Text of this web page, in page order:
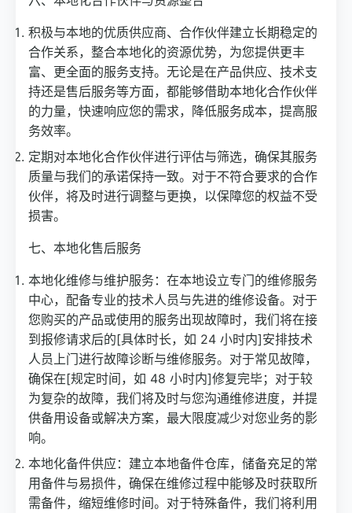
积极与本地的优质供应商、合作伙伴建立长期稳定的
合作关系，整合本地化的资源优势，为您提供更丰
富、更全面的服务支持。无论是在产品供应、技术支
持还是售后服务等方面，都能够借助本地化合作伙伴
的力量，快速响应您的需求，降低服务成本，提高服
务效率。
定期对本地化合作伙伴进行评估与筛选，确保其服务
质量与我们的承诺保持一致。对于不符合要求的合作
伙伴，将及时进行调整与更换，以保障您的权益不受
损害。
七、本地化售后服务
本地化维修与维护服务：在本地设立专门的维修服务
中心，配备专业的技术人员与先进的维修设备。对于
您购买的产品或使用的服务出现故障时，我们将在接
到报修请求后的[具体时长，如 24 小时内]安排技术
人员上门进行故障诊断与维修服务。对于常见故障，
确保在[规定时间，如 48 小时内]修复完毕；对于较
为复杂的故障，我们将及时与您沟通维修进度，并提
供备用设备或解决方案，最大限度减少对您业务的影
响。
本地化备件供应：建立本地备件仓库，储备充足的常
用备件与易损件，确保在维修过程中能够及时获取所
需备件，缩短维修时间。对于特殊备件，我们将利用